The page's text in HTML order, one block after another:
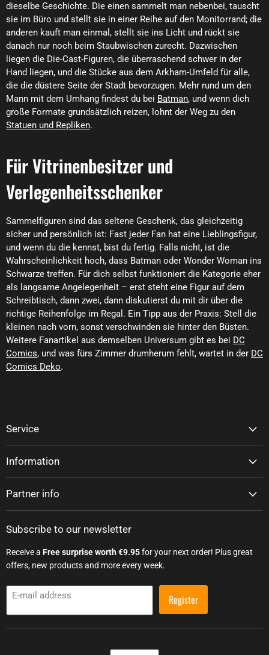
dieselbe Geschichte. Die einen sammelt man nebenbei, tauscht
sie im Büro und stellt sie in einer Reihe auf den Monitorrand; die
anderen kauft man einmal, stellt sie ins Licht und rückt sie
danach nur noch beim Staubwischen zurecht. Dazwischen
liegen die Die-Cast-Figuren, die überraschend schwer in der
Hand liegen, und die Stücke aus dem Arkham-Umfeld für alle,
die die düstere Seite der Stadt bevorzugen. Mehr rund um den
Mann mit dem Umhang findest du bei Batman, und wenn dich
große Formate grundsätzlich reizen, lohnt der Weg zu den
Statuen und Repliken.
Für Vitrinenbesitzer und
Verlegenheitsschenker
Sammelfiguren sind das seltene Geschenk, das gleichzeitig
sicher und persönlich ist: Fast jeder Fan hat eine Lieblingsfigur,
und wenn du die kennst, bist du fertig. Falls nicht, ist die
Wahrscheinlichkeit hoch, dass Batman oder Wonder Woman ins
Schwarze treffen. Für dich selbst funktioniert die Kategorie eher
als langsame Angelegenheit – erst steht eine Figur auf dem
Schreibtisch, dann zwei, dann diskutierst du mit dir über die
richtige Reihenfolge im Regal. Ein Tipp aus der Praxis: Stell die
kleinen nach vorn, sonst verschwinden sie hinter den Büsten.
Weitere Fanartikel aus demselben Universum gibt es bei DC
Comics, und was fürs Zimmer drumherum fehlt, wartet in der DC
Comics Deko.
Service
Information
Partner info
Subscribe to our newsletter
Receive a Free surprise worth €9.95for your next order! Plus great
offers, new products and more every week.
E-mail address Register